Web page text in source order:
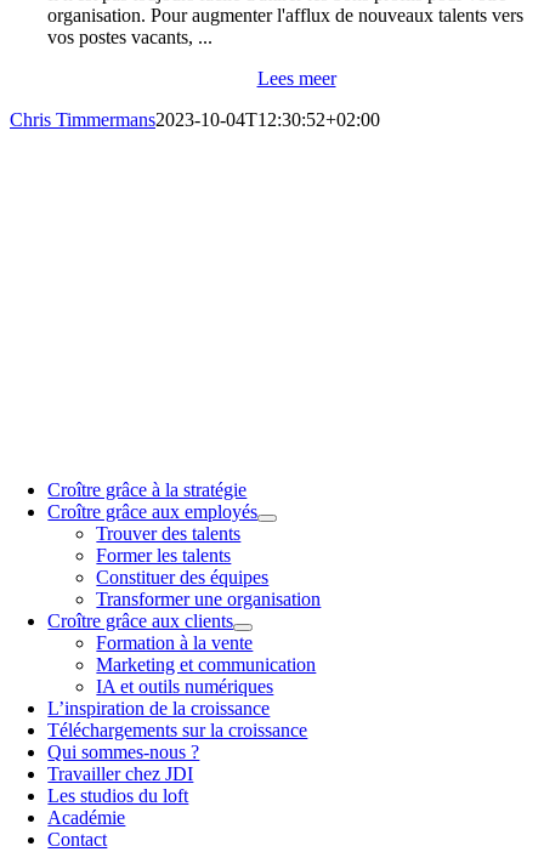
organisation. Pour augmenter l'afflux de nouveaux talents vers
vos postes vacants, ...
Lees meer
Chris Timmermans2023-10-04T12:30:52+02:00
Croître grâce à la stratégie
Croître grâce aux employés
Trouver des talents
Former les talents
Constituer des équipes
Transformer une organisation
Croître grâce aux clients
Formation à la vente
Marketing et communication
IA et outils numériques
L’inspiration de la croissance
Téléchargements sur la croissance
Qui sommes-nous ?
Travailler chez JDI
Les studios du loft
Académie
Contact